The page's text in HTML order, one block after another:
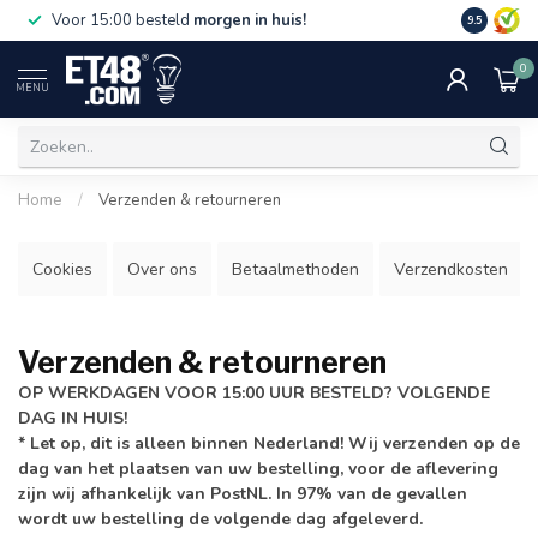
Voor 15:00 besteld morgen in huis! Gratis
€75,-.
9.5
MENU
0
Home / Verzenden & retourneren
Cookies Over ons Betaalmethoden Verzendkosten
Verzenden & retourneren
OP WERKDAGEN VOOR 15:00 UUR BESTELD? VOLGENDE
DAG IN HUIS!
* Let op, dit is alleen binnen Nederland! Wij verzenden op de
dag van het plaatsen van uw bestelling, voor de aflevering
zijn wij afhankelijk van PostNL. In 97% van de gevallen
wordt uw bestelling de volgende dag afgeleverd.